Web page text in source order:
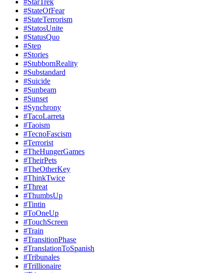
#StarTrek
#StateOfFear
#StateTerrorism
#StatosUnite
#StatusQuo
#Step
#Stories
#StubbornReality
#Substandard
#Suicide
#Sunbeam
#Sunset
#Synchrony
#TacoLarreta
#Taoism
#TecnoFascism
#Terrorist
#TheHungerGames
#TheirPets
#TheOtherKey
#ThinkTwice
#Threat
#ThumbsUp
#Tintin
#ToOneUp
#TouchScreen
#Train
#TransitionPhase
#TranslationToSpanish
#Tribunales
#Trillionaire